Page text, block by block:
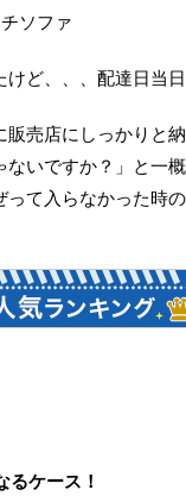
チソファ
けど、、、配達日当
販売店にしっかりと
ないですか？」と一
て入らなかった時
るケース！